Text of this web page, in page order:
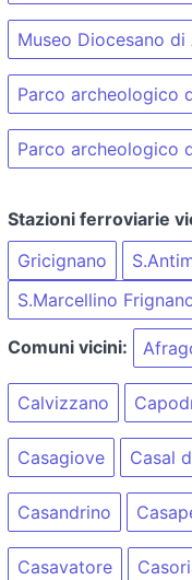
Museo Diocesano di
Parco archeologico
Parco archeologico
Stazioni ferroviarie
Gricignano
S.Marcellino
Comuni vicini:
Calvizzano
Casagiove Casal
Casandrino
Casavatore